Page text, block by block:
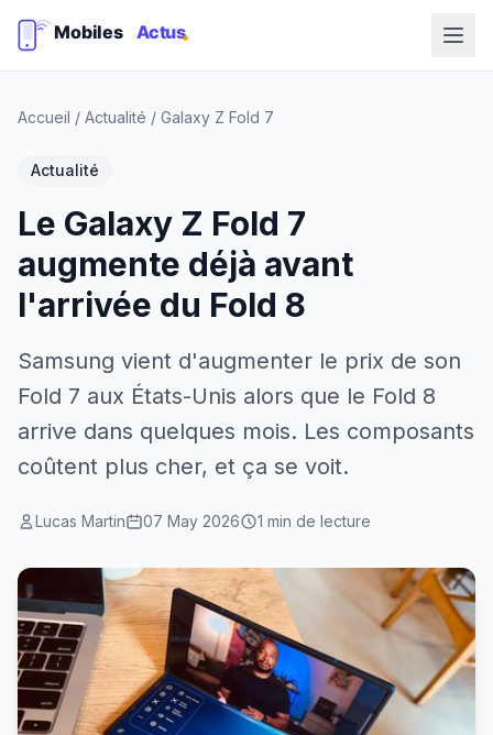
Accueil / Actualité / Galaxy Z Fold 7
Actualité
Le Galaxy Z Fold 7
augmente déjà avant
l'arrivée du Fold 8
Samsung vient d'augmenter le prix de son
Fold 7 aux États-Unis alors que le Fold 8
arrive dans quelques mois. Les composants
coûtent plus cher, et ça se voit.
Lucas Martin 07 May 2026 1 min de lecture